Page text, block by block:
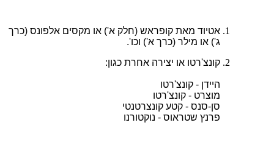
אטיוד מאת קופראש (חלק א') או מקסים אלפונס (כרך
ג') או מילר (כרך א') וכו'.
קונצ'רטו או יצירה אחרת כגון:
היידן - קונצ'רטו
מוצרט - קונצ'רטו
סן-סנס - קטע קונצרטנטי
פרנץ שטראוס - נוקטורנו